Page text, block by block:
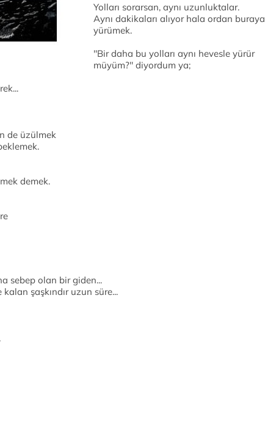
Yolları sorarsan, aynı uzunluktalar.
Aynı dakikaları alıyor hala ordan buraya
yürümek.
''Bir daha bu yolları aynı hevesle yürür
müyüm?'' diyordum ya;
de üzülmek
demek.
sebep olan bir giden...
şaşkındır uzun süre...